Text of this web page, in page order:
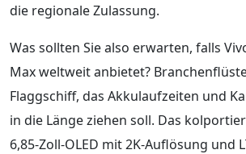
die regionale Zulassung.
Was sollten Sie also erwarten, falls
Max weltweit anbietet?
Flaggschiff, das Akkulaufzeiten und
in die Länge ziehen soll. Das
6,85-Zoll-OLED mit 2K-Auflösung und